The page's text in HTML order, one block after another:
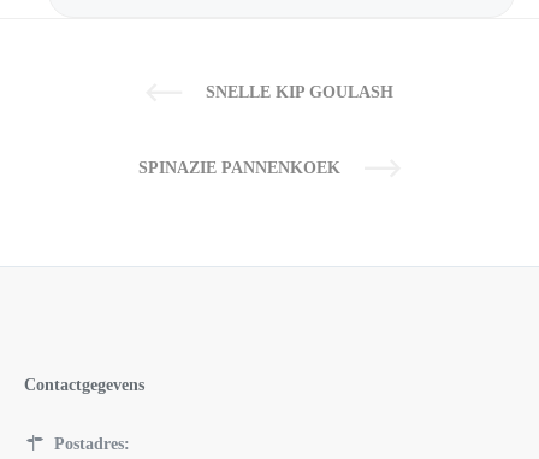
SNELLE KIP GOULASH
SPINAZIE PANNENKOEK
Contactgegevens
Postadres: